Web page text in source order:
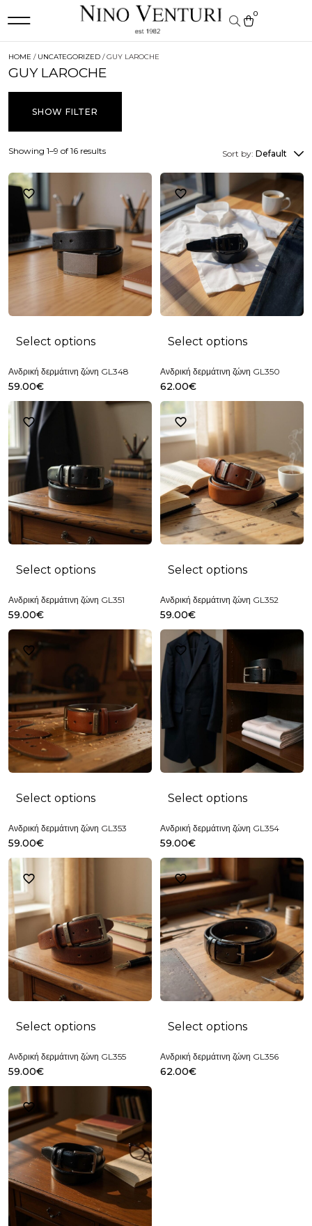
0
HOME / UNCATEGORIZED / GUY LAROCHE
GUY LAROCHE
SHOW FILTER
Sort by: Default
Select options
Ανδρική δερμάτινη ζώνη GL348
59.00€
Select options
Ανδρική δερμάτινη ζώνη GL350
62.00€
Select options
Ανδρική δερμάτινη ζώνη GL351
59.00€
Select options
Ανδρική δερμάτινη ζώνη GL352
59.00€
Select options
Ανδρική δερμάτινη ζώνη GL353
59.00€
Select options
Ανδρική δερμάτινη ζώνη GL354
59.00€
Select options
Ανδρική δερμάτινη ζώνη GL355
59.00€
Select options
Ανδρική δερμάτινη ζώνη GL356
62.00€
Showing 1–9 of 16 results